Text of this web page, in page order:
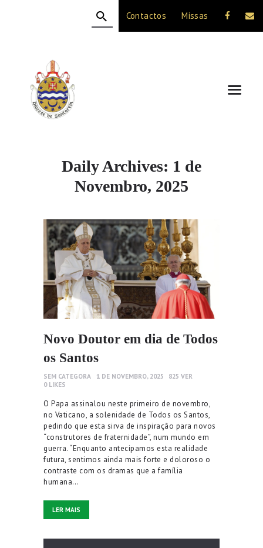
Contactos Missas
Daily Archives: 1 de
Novembro, 2025
A DIOCESE
CELEBRAÇÃO
VIDA CRISTÃ
NOTÍCIAS
Novo Doutor em dia de Todos
os Santos
SEM CATEGORA 1 DE NOVEMBRO, 2025 825 VER
0 LIKES
O Papa assinalou neste primeiro de novembro,
no Vaticano, a solenidade de Todos os Santos,
pedindo que esta sirva de inspiração para novos
“construtores de fraternidade”, num mundo em
guerra. “Enquanto antecipamos esta realidade
futura, sentimos ainda mais forte e doloroso o
contraste com os dramas que a família
humana…
LER MAIS